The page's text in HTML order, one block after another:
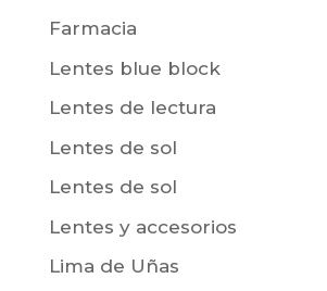
Farmacia
Lentes blue block
Lentes de lectura
Lentes de sol
Lentes de sol
Lentes y accesorios
Lima de Uñas